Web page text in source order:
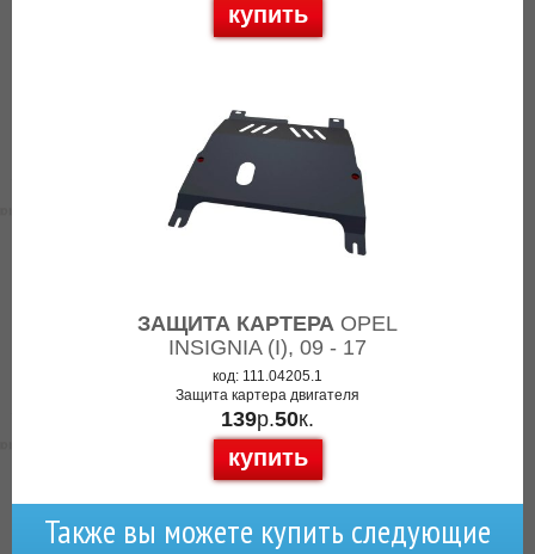
купить
ЗАЩИТА КАРТЕРА OPEL
INSIGNIA (I), 09 - 17
код: 111.04205.1
Защита картера двигателя
139р.50к.
купить
Также вы можете купить следующие